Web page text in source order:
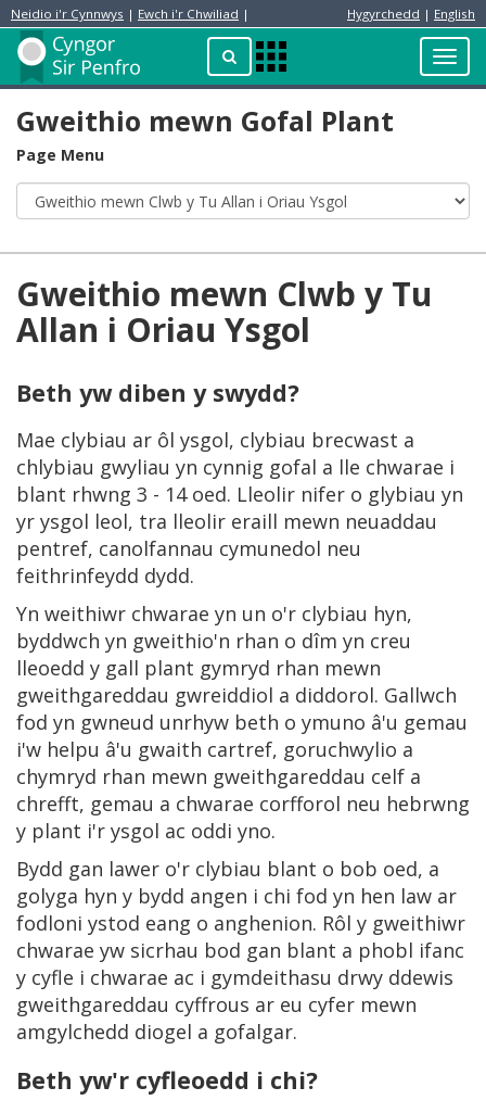
Neidio i'r Cynnwys | Ewch i'r Chwiliad | Hygyrchedd | English
ChwilioApps
Menu
Preswylydd
Gweithio mewn Gofal Plant
Page Menu
Gweithio mewn Clwb y Tu
Allan i Oriau Ysgol
Beth yw diben y swydd?
Mae clybiau ar ôl ysgol, clybiau brecwast a
chlybiau gwyliau yn cynnig gofal a lle chwarae i
blant rhwng 3 - 14 oed. Lleolir nifer o glybiau yn
yr ysgol leol, tra lleolir eraill mewn neuaddau
pentref, canolfannau cymunedol neu
feithrinfeydd dydd.
Yn weithiwr chwarae yn un o'r clybiau hyn,
byddwch yn gweithio'n rhan o dîm yn creu
lleoedd y gall plant gymryd rhan mewn
gweithgareddau gwreiddiol a diddorol. Gallwch
fod yn gwneud unrhyw beth o ymuno â'u gemau
i'w helpu â'u gwaith cartref, goruchwylio a
chymryd rhan mewn gweithgareddau celf a
chrefft, gemau a chwarae corfforol neu hebrwng
y plant i'r ysgol ac oddi yno.
Bydd gan lawer o'r clybiau blant o bob oed, a
golyga hyn y bydd angen i chi fod yn hen law ar
fodloni ystod eang o anghenion. Rôl y gweithiwr
chwarae yw sicrhau bod gan blant a phobl ifanc
y cyfle i chwarae ac i gymdeithasu drwy ddewis
gweithgareddau cyffrous ar eu cyfer mewn
amgylchedd diogel a gofalgar.
Beth yw'r cyfleoedd i chi?